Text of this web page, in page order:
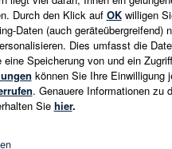
E-Mail-Adresse eingeben
Es gelten die Datenschutzrichtlinien